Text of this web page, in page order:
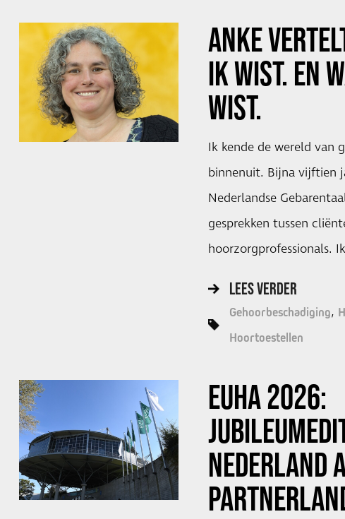
ANKE
IK WIST. EN
WIST.
Ik kende de wereld van
binnenuit. Bijna vijftien
Nederlandse
gesprekken tussen
hoorzorgprofessionals.
LEES VERDER
Gehoorbeschadiging
Hoortoestellen
EUHA 2026:
NEDERLAND